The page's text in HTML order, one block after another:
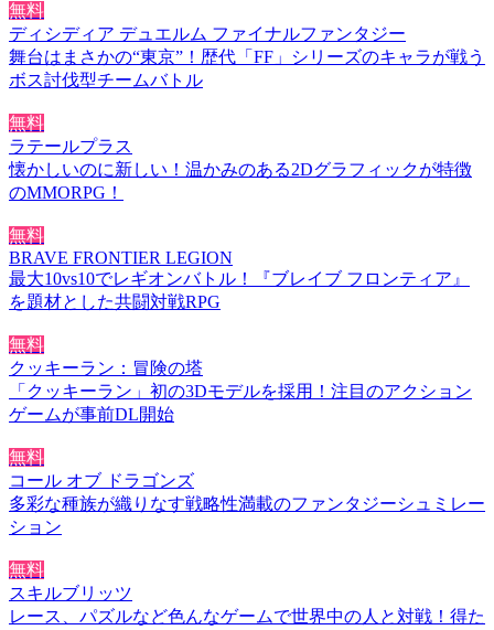
無料
ディシディア デュエルム ファイナルファンタジー
舞台はまさかの“東京”！歴代「FF」シリーズのキャラが戦う
ボス討伐型チームバトル
無料
ラテールプラス
懐かしいのに新しい！温かみのある2Dグラフィックが特徴
のMMORPG！
無料
BRAVE FRONTIER LEGION
最大10vs10でレギオンバトル！『ブレイブ フロンティア』
を題材とした共闘対戦RPG
無料
クッキーラン：冒険の塔
「クッキーラン」初の3Dモデルを採用！注目のアクション
ゲームが事前DL開始
無料
コール オブ ドラゴンズ
多彩な種族が織りなす戦略性満載のファンタジーシュミレー
ション
無料
スキルブリッツ
レース、パズルなど色んなゲームで世界中の人と対戦！得た